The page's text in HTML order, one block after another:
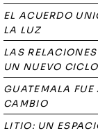
EL ACUERDO
LA LUZ
LAS
UN NUEVO
GUATEMALA
CAMBIO
LITIO: UN